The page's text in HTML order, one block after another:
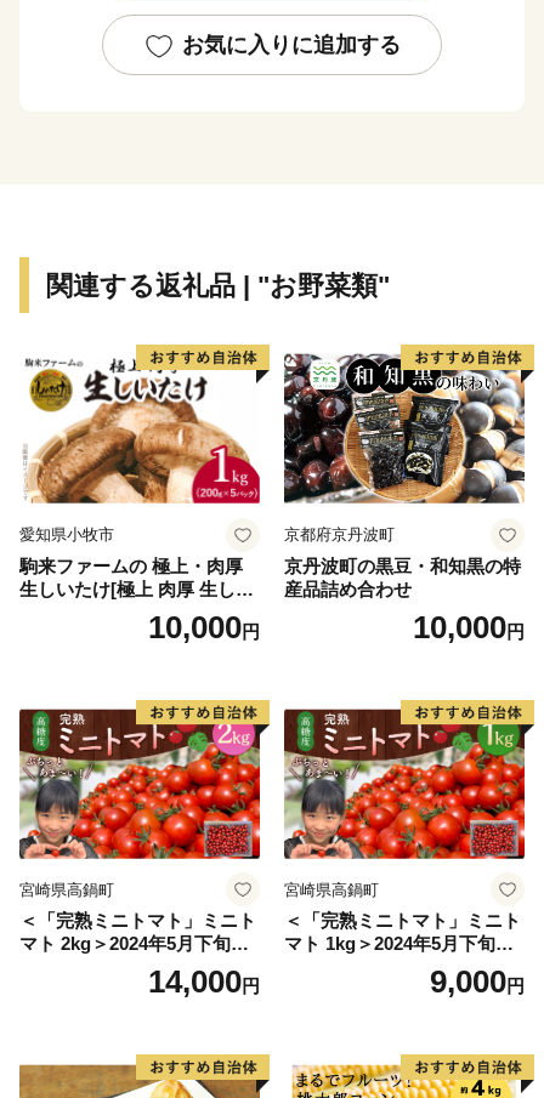
いたします♪
お気に入りに追加する
関連する返礼品 | "お野菜類"
愛知県小牧市
駒来ファームの 極上・肉厚
生しいたけ[極上 肉厚 生しい
たけ 生シイタケ 生椎茸 安心
安全 国産 採れたて 新鮮 きの
10,000円
京都府京丹波町
京丹波町の黒豆・和知黒の特
産品詰め合わせ
10,000円
宮崎県高鍋町
＜「完熟ミニトマト」ミニト
マト 2kg＞2024年5月下旬迄
に順次出荷 野菜ソムリエサ
ミット アルル・リリカ共に
県 高鍋町産 産地直送 有機肥
料使用 高糖度 西森農園
14,000円
宮崎県高鍋町
＜「完熟ミニトマト」ミニト
マト 1kg＞2024年5月下旬迄
に順次出荷 野菜ソムリエサ
ミット アルル・リリカ共に
県 高鍋町産 産地直送 有機肥
料使用 高糖度 西森農園
9,000円